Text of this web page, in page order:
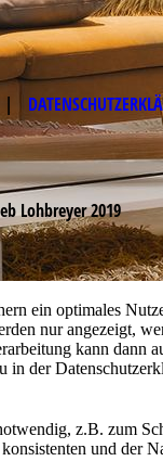
|
Lohbreyer 2019
ein optimales
nur angezeigt,
kann dann
in der
z.B. zum
und der